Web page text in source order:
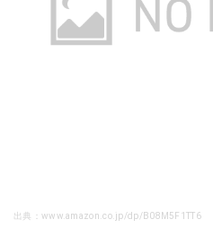
出典：www.amazon.co.jp/dp/B08M5F1TT6